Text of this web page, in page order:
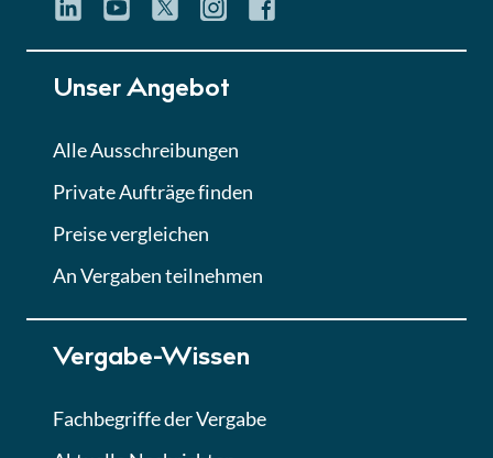
Quiz
Eignung im Vergabeverfahren
Lektion 6
Abgabe von Angeboten
Lektion
Lektion 7
Finales Quiz
Unser Angebot
Alle Ausschreibungen
Private Aufträge finden
Preise vergleichen
An Vergaben teilnehmen
Vergabe-Wissen
Fachbegriffe der Vergabe